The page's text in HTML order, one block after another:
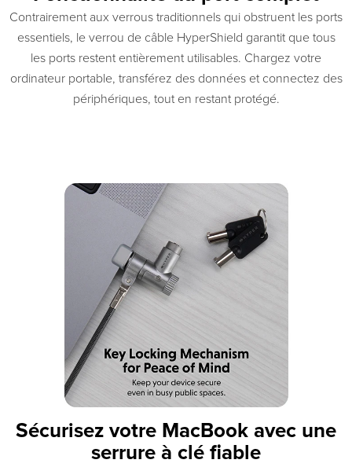
Contrairement aux verrous traditionnels qui obstruent les ports
essentiels, le verrou de câble HyperShield garantit que tous
les ports restent entièrement utilisables. Chargez votre
ordinateur portable, transférez des données et connectez des
périphériques, tout en restant protégé.
Sécurisez votre MacBook avec une
serrure à clé fiable